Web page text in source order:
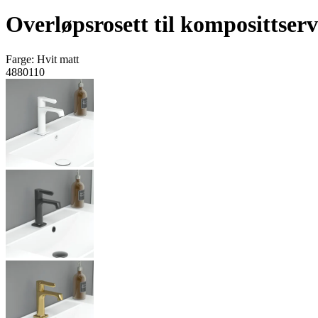
Overløpsrosett til
Farge: Hvit matt
4880110